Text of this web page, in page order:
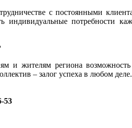
с постоянными
потребности
и жителям региона
– залог успеха в любом деле.
53